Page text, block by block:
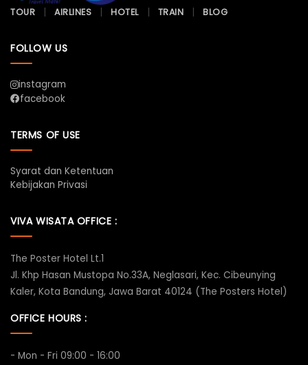
TOUR AIRLINES HOTEL TRAIN BLOG
FOLLOW US
instagram
facebook
TERMS OF USE
Syarat dan Ketentuan
Kebijakan Privasi
VIVA WISATA OFFICE :
The Poster Hotel Lt.1
Jl. Khp Hasan Mustopa No.33A, Neglasari, Kec. Cibeunying
Kaler, Kota Bandung, Jawa Barat 40124 (The Posters Hotel)
OFFICE HOURS :
- Mon - Fri 09:00 - 16:00